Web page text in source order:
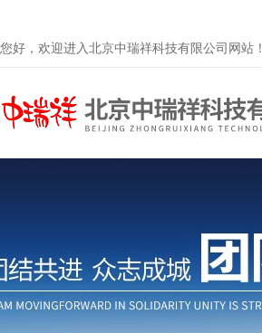
您好，欢迎进入北京中瑞祥科技有限公司网站！